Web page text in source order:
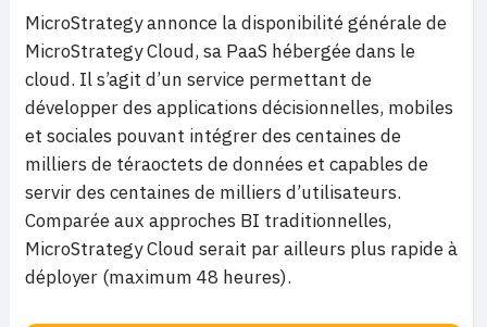
MicroStrategy annonce la disponibilité générale de
MicroStrategy Cloud, sa PaaS hébergée dans le
cloud. Il s’agit d’un service permettant de
développer des applications décisionnelles, mobiles
et sociales pouvant intégrer des centaines de
milliers de téraoctets de données et capables de
servir des centaines de milliers d’utilisateurs.
Comparée aux approches BI traditionnelles,
MicroStrategy Cloud serait par ailleurs plus rapide à
déployer (maximum 48 heures).